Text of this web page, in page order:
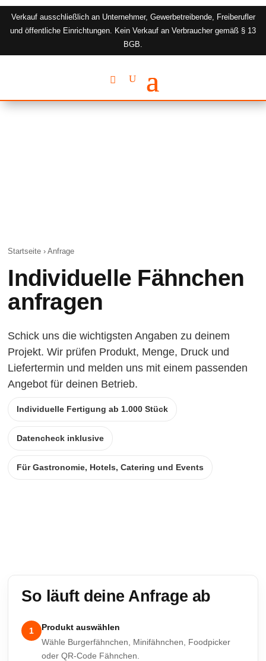
Verkauf ausschließlich an Unternehmer, Gewerbetreibende, Freiberufler
und öffentliche Einrichtungen. Kein Verkauf an Verbraucher gemäß § 13
BGB.
Startseite › Anfrage
Individuelle Fähnchen
anfragen
Schick uns die wichtigsten Angaben zu deinem
Projekt. Wir prüfen Produkt, Menge, Druck und
Liefertermin und melden uns mit einem passenden
Angebot für deinen Betrieb.
Individuelle Fertigung ab 1.000 Stück
Datencheck inklusive
Für Gastronomie, Hotels, Catering und Events
So läuft deine Anfrage ab
1
Produkt auswählen
Wähle Burgerfähnchen, Minifähnchen, Foodpicker
oder QR-Code Fähnchen.